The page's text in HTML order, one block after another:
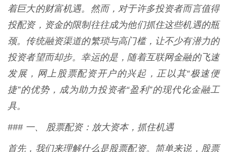
着巨大的财富机遇。然而，对于许多投资者而言值得
投配资，资金的限制往往成为他们抓住这些机遇的瓶
颈。传统融资渠道的繁琐与高门槛，让不少有潜力的
投资者望而却步。幸运的是，随着互联网金融的飞速
发展，网上股票配资开户的兴起，正以其“极速便
捷”的优势，成为助力投资者“盈利”的现代化金融工
具。
### 一、 股票配资：放大资本，抓住机遇
首先，我们来理解什么是股票配资。简单来说，股票